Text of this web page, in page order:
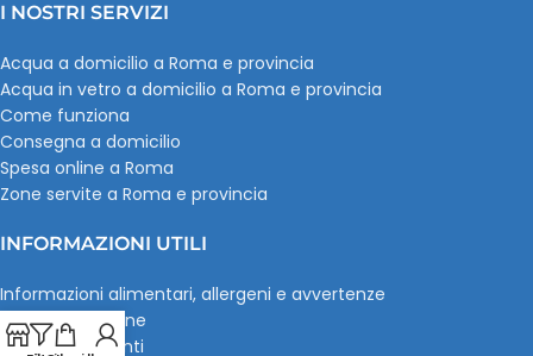
I NOSTRI SERVIZI
Acqua a domicilio a Roma e provincia
Acqua in vetro a domicilio a Roma e provincia
Come funziona
Consegna a domicilio
Spesa online a Roma
Zone servite a Roma e provincia
INFORMAZIONI UTILI
Informazioni alimentari, allergeni e avvertenze
Pagamenti online
Recensioni clienti